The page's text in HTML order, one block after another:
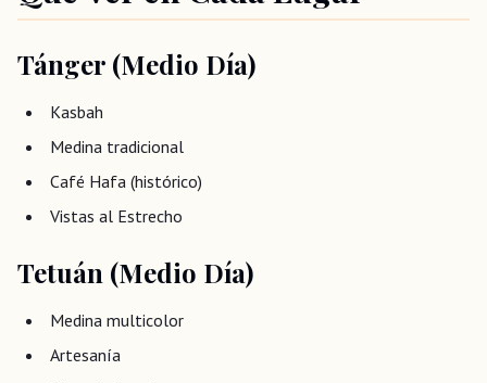
Tánger (Medio Día)
Kasbah
Medina tradicional
Café Hafa (histórico)
Vistas al Estrecho
Tetuán (Medio Día)
Medina multicolor
Artesanía